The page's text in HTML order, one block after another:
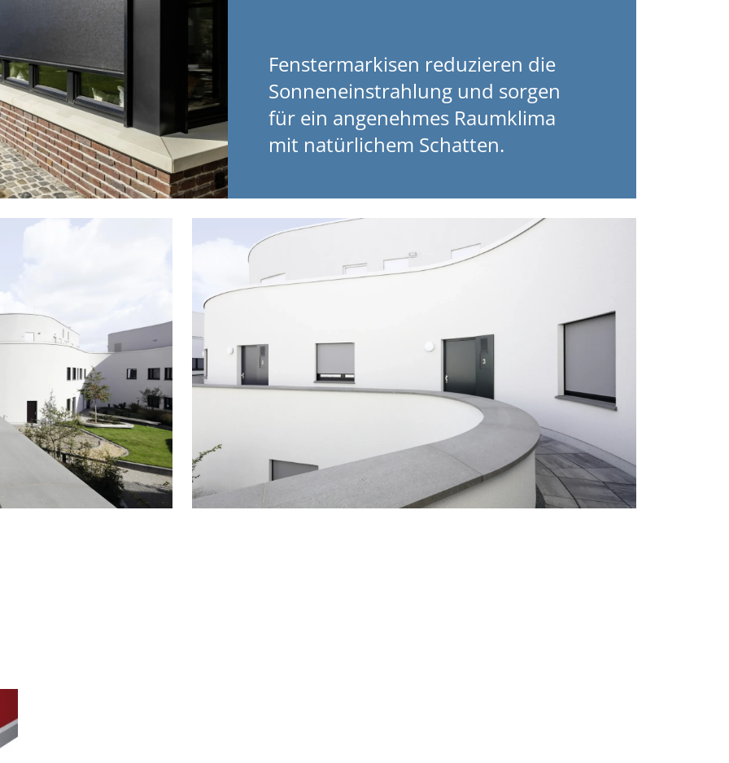
Fenstermarkisen reduzieren die
Sonneneinstrahlung und sorgen
für ein angenehmes Raumklima
mit natürlichem Schatten.